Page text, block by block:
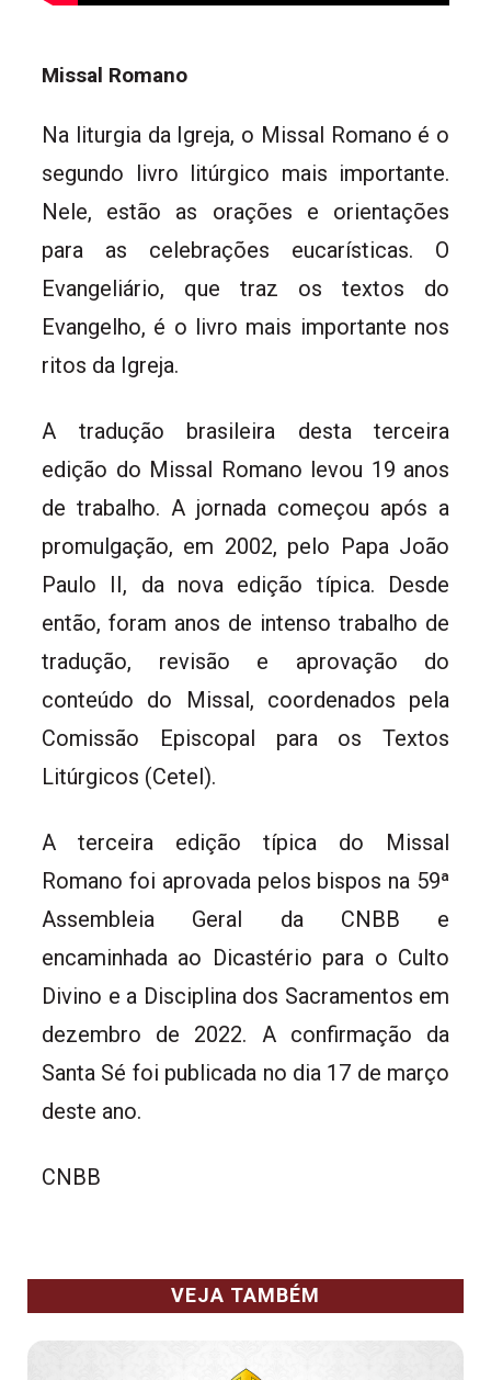
Missal Romano
Na liturgia da Igreja, o Missal Romano é o
segundo livro litúrgico mais importante.
Nele, estão as orações e orientações
para as celebrações eucarísticas. O
Evangeliário, que traz os textos do
Evangelho, é o livro mais importante nos
ritos da Igreja.
A tradução brasileira desta terceira
edição do Missal Romano levou 19 anos
de trabalho. A jornada começou após a
promulgação, em 2002, pelo Papa João
Paulo II, da nova edição típica. Desde
então, foram anos de intenso trabalho de
tradução, revisão e aprovação do
conteúdo do Missal, coordenados pela
Comissão Episcopal para os Textos
Litúrgicos (Cetel).
A terceira edição típica do Missal
Romano foi aprovada pelos bispos na 59ª
Assembleia Geral da CNBB e
encaminhada ao Dicastério para o Culto
Divino e a Disciplina dos Sacramentos em
dezembro de 2022. A confirmação da
Santa Sé foi publicada no dia 17 de março
deste ano.
CNBB
VEJA TAMBÉM